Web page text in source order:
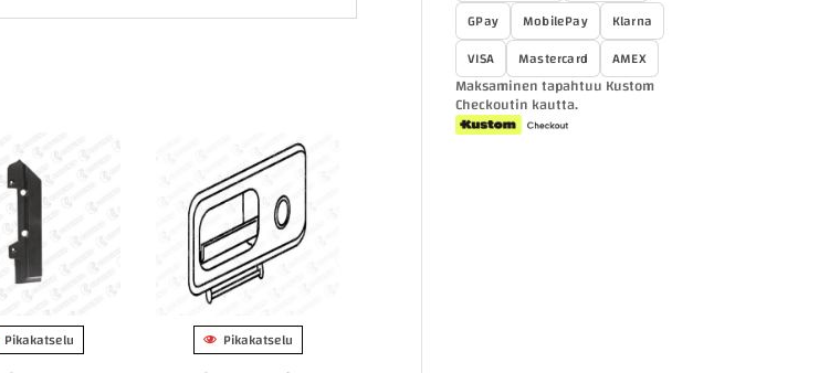
Pikakatselu Pikakatselu
GPay
MobilePay
Klarna
VISA
Mastercard AMEX
Maksaminen tapahtuu Kustom
Checkoutin kautta.